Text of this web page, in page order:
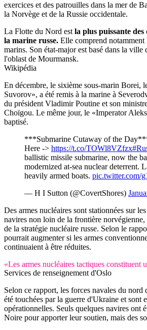
exercices et des patrouilles dans la mer de
la Norvège et de la Russie occidentale.
La Flotte du Nord est la plus puissante
la marine russe. Elle comprend notamment
marins. Son état-major est basé dans la ville
l'oblast de Mourmansk.
Wikipédia
En décembre, le sixième sous-marin Borei,
Suvorov», a été remis à la marine à
du président Vladimir Poutine et son
Choïgou. Le même jour, le «Imperator
baptisé.
***Submarine Cutaway of the
Here -> https://t.co/TOWl8VZfzx
ballistic missile submarine, now the
modernized at-sea nuclear deterrent.
heavily armed boats. pic.twitter.com/
— H I Sutton (@CovertShores)
Des armes nucléaires sont stationnées sur
navires non loin de la frontière
de la stratégie nucléaire russe. Selon le
pourrait augmenter si les armes
continuaient à être réduites.
«Les armes nucléaires tactiques constituent
Services de renseignement d'Oslo
Selon ce rapport, les forces navales du nord
été touchées par la guerre d'Ukraine et sont
opérationnelles. Seuls quelques navires ont
Noire pour apporter leur soutien, mais des